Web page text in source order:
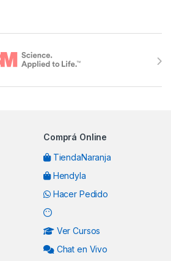
Comprá Online
TiendaNaranja
Hendyla
Hacer Pedido
Ver Cursos
Chat en Vivo